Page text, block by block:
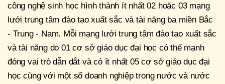
công nghệ sinh học hình thành ít nhất 02 hoặc 03 mạng
lưới trung tâm đào tạo xuất sắc và tài năng ba miền Bắc
- Trung - Nam. Mỗi mạng lưới trung tâm đào tạo xuất sắc
và tài năng do 01 cơ sở giáo dục đại học có thế mạnh
đóng vai trò dẫn dắt và có ít nhất 05 cơ sở giáo dục đại
học cùng với một số doanh nghiệp trong nước và nước